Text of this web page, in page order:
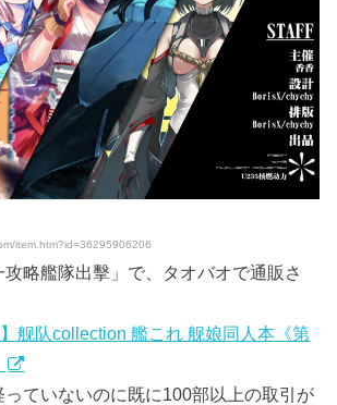
item.htm?id=36295906206
略艦隊出擊」で、タオバオで通販さ
舰队collection 艦これ 舰娘同人本《第
っていないのに既に100部以上の取引が